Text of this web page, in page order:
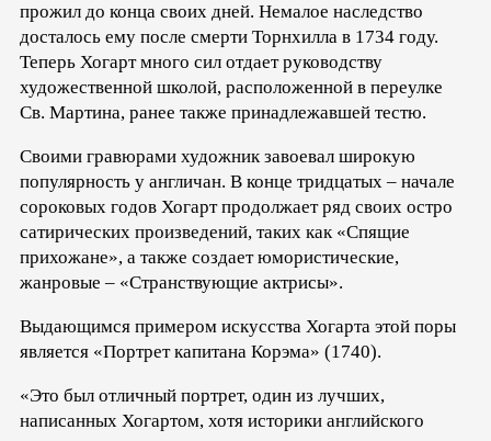
прожил до конца своих дней. Немалое наследство
досталось ему после смерти Торнхилла в 1734 году.
Теперь Хогарт много сил отдает руководству
художественной школой, расположенной в переулке
Св. Мартина, ранее также принадлежавшей тестю.
Своими гравюрами художник завоевал широкую
популярность у англичан. В конце тридцатых – начале
сороковых годов Хогарт продолжает ряд своих остро
сатирических произведений, таких как «Спящие
прихожане», а также создает юмористические,
жанровые – «Странствующие актрисы».
Выдающимся примером искусства Хогарта этой поры
является «Портрет капитана Корэма» (1740).
«Это был отличный портрет, один из лучших,
написанных Хогартом, хотя историки английского